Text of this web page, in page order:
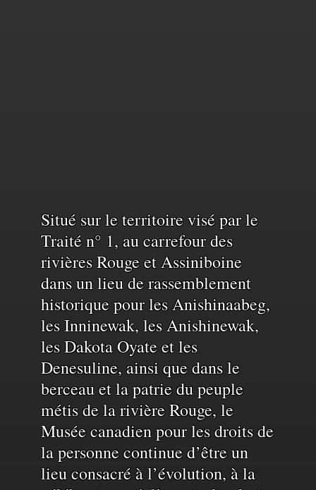
Reconnaissance
du
territoire
et
de
l'eau
Situé sur le territoire visé par le
Traité n° 1, au carrefour des
rivières Rouge et Assiniboine
dans un lieu de rassemblement
historique pour les Anishinaabeg,
les Inninewak, les Anishinewak,
les Dakota Oyate et les
Denesuline, ainsi que dans le
berceau et la patrie du peuple
métis de la rivière Rouge, le
Musée canadien pour les droits de
la personne continue d’être un
lieu consacré à l’évolution, à la